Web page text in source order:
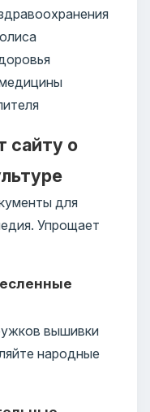
о
для
Упрощает
вышивки
народные